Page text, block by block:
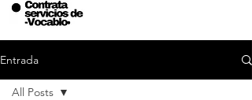
Entrada
All Posts